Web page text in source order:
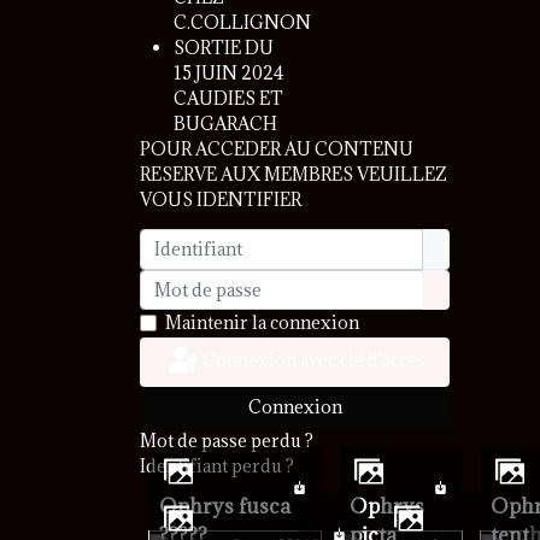
C.COLLIGNON
SORTIE DU
15 JUIN 2024
CAUDIES ET
BUGARACH
POUR ACCEDER AU CONTENU
RESERVE AUX MEMBRES VEUILLEZ
VOUS IDENTIFIER
Identifiant
Mot de passe
Afficher le
Maintenir la connexion
Connexion
Mot de passe perdu ?
Identifiant perdu ?
ophrys fusca
ophrys
ophrys